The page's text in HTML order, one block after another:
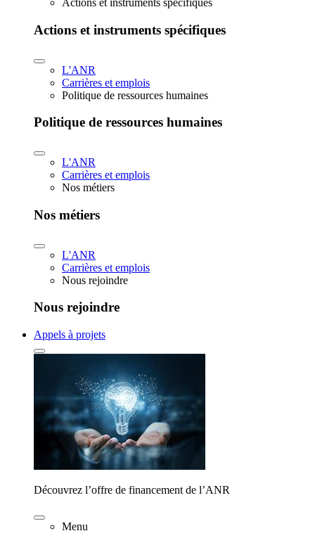
Actions et instruments spécifiques
Actions et instruments spécifiques
L'ANR
Carrières et emplois
Politique de ressources humaines
Politique de ressources humaines
L'ANR
Carrières et emplois
Nos métiers
Nos métiers
L'ANR
Carrières et emplois
Nous rejoindre
Nous rejoindre
Appels à projets
Découvrez l’offre de financement de l’ANR
Menu